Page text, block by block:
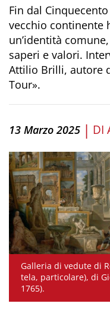
Fin dal
vecchio continente
un’identità
saperi e valori.
Attilio Brilli, autore
Tour».
13 Marzo 2025 | DI
Galleria di vedute di
tela, particolare), di
1765).